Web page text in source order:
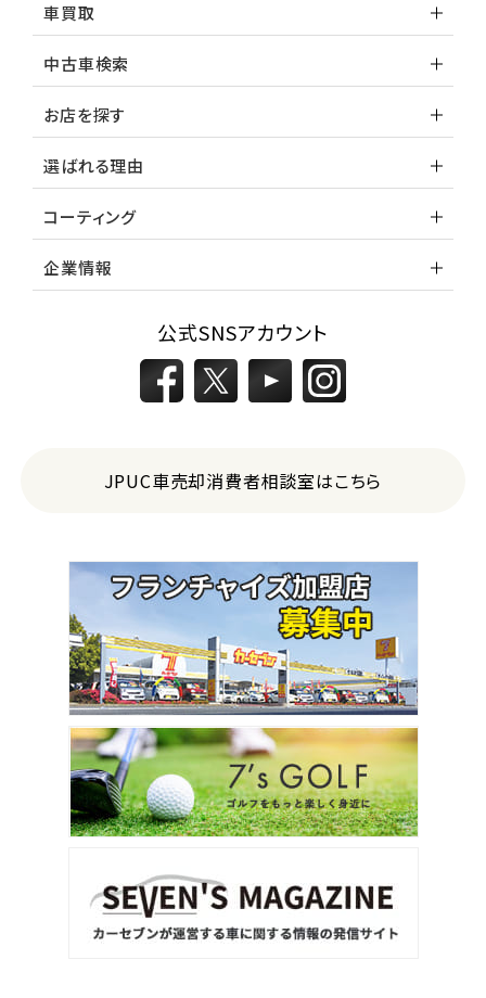
車買取
中古車検索
お店を探す
選ばれる理由
コーティング
企業情報
公式SNSアカウント
JPUC車売却消費者相談室はこちら